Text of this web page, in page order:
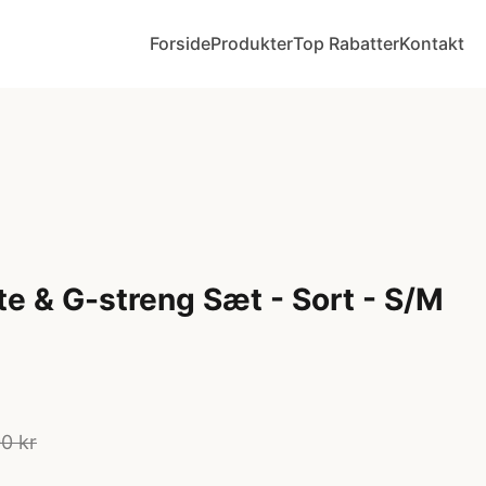
ForsideProdukterTop RabatterKontakt
& G-streng Sæt - Sort - S/M
kr